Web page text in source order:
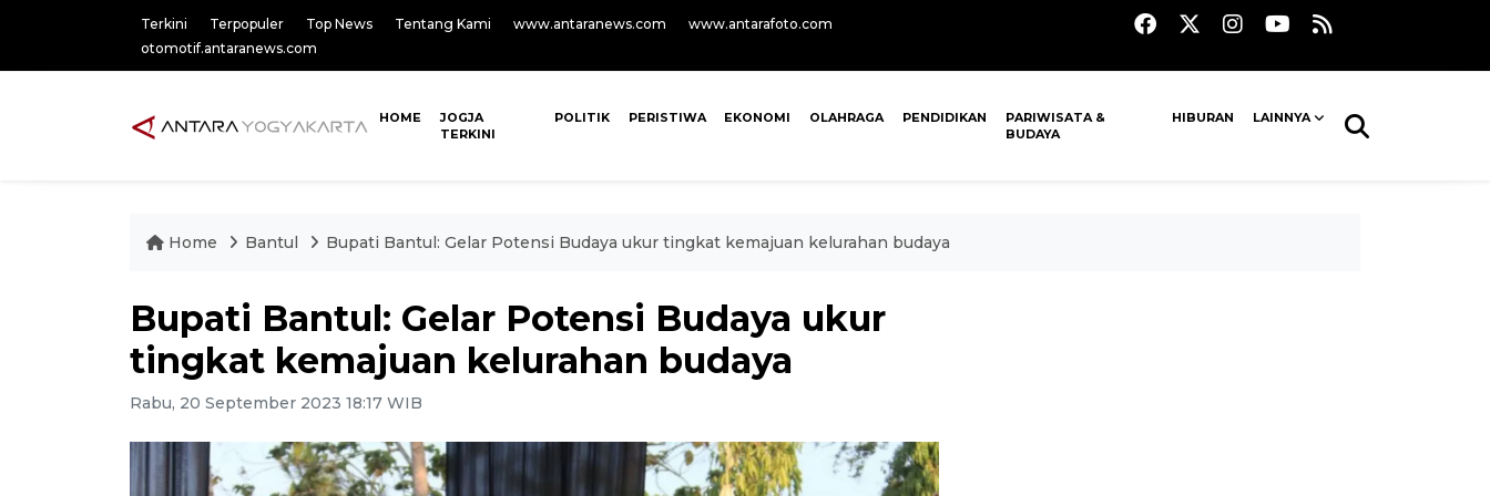
Terkini Terpopuler Top News Tentang Kami www.antaranews.com
www.antarafoto.com
otomotif.antaranews.com
HOME
JOGJA
TERKINI
POLITIK PERISTIWA EKONOMI OLAHRAGA PENDIDIKAN
PARIWISATA &
BUDAYA
HIBURAN LAINNYA
Home Bantul Bupati Bantul: Gelar Potensi Budaya ukur tingkat kemajuan kelurahan budaya
Bupati Bantul: Gelar Potensi Budaya ukur
tingkat kemajuan kelurahan budaya
Rabu, 20 September 2023 18:17 WIB